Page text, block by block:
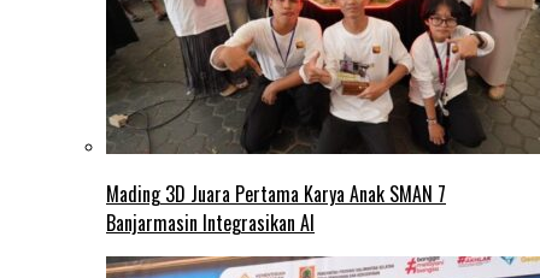
Mading 3D Juara Pertama Karya Anak SMAN 7
Banjarmasin Integrasikan AI